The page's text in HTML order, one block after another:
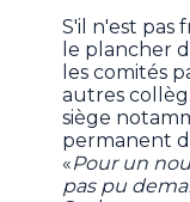
S'il n'est pas
le plancher
les comités
autres
siège
permanent
«Pour un
pas pu